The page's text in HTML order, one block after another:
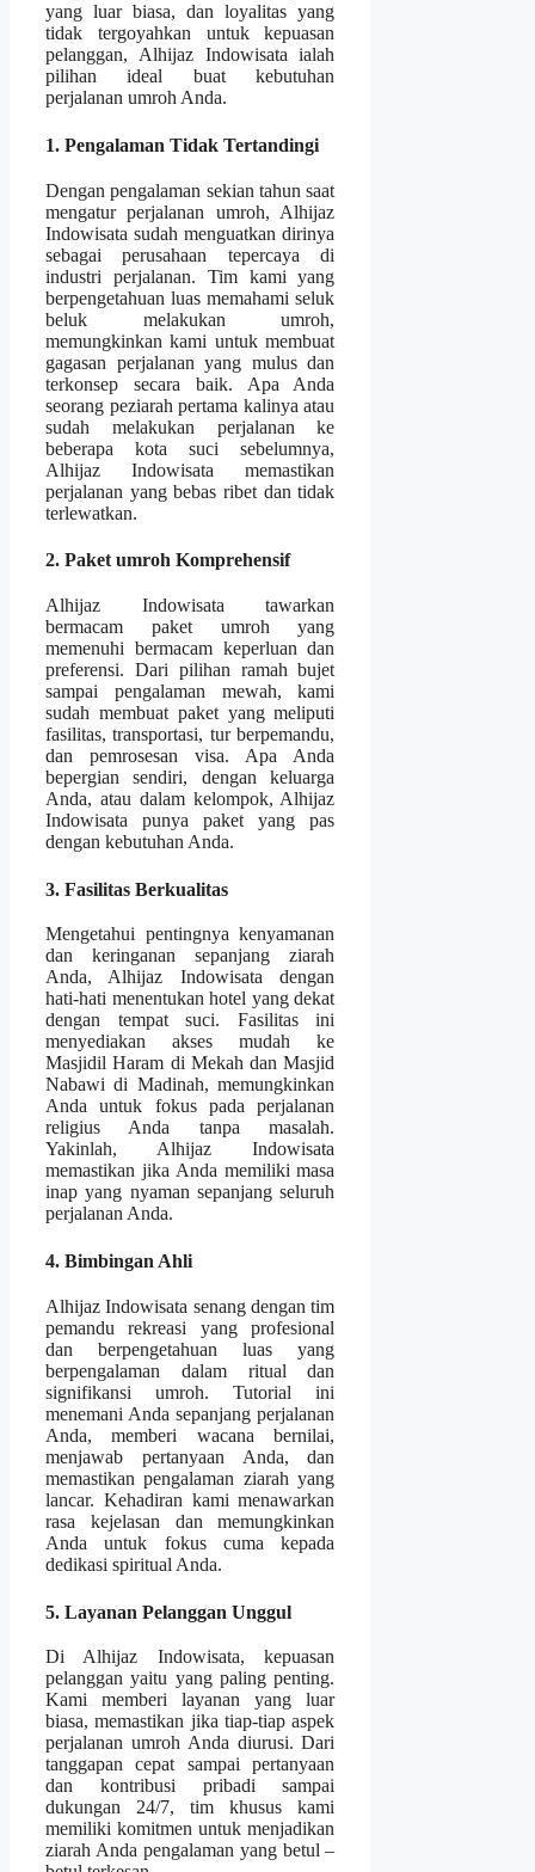
yang luar biasa, dan loyalitas yang
tidak tergoyahkan untuk kepuasan
pelanggan, Alhijaz Indowisata ialah
pilihan ideal buat kebutuhan
perjalanan umroh Anda.
1. Pengalaman Tidak Tertandingi
Dengan pengalaman sekian tahun saat
mengatur perjalanan umroh, Alhijaz
Indowisata sudah menguatkan dirinya
sebagai perusahaan tepercaya di
industri perjalanan. Tim kami yang
berpengetahuan luas memahami seluk
beluk melakukan umroh,
memungkinkan kami untuk membuat
gagasan perjalanan yang mulus dan
terkonsep secara baik. Apa Anda
seorang peziarah pertama kalinya atau
sudah melakukan perjalanan ke
beberapa kota suci sebelumnya,
Alhijaz Indowisata memastikan
perjalanan yang bebas ribet dan tidak
terlewatkan.
2. Paket umroh Komprehensif
Alhijaz Indowisata tawarkan
bermacam paket umroh yang
memenuhi bermacam keperluan dan
preferensi. Dari pilihan ramah bujet
sampai pengalaman mewah, kami
sudah membuat paket yang meliputi
fasilitas, transportasi, tur berpemandu,
dan pemrosesan visa. Apa Anda
bepergian sendiri, dengan keluarga
Anda, atau dalam kelompok, Alhijaz
Indowisata punya paket yang pas
dengan kebutuhan Anda.
3. Fasilitas Berkualitas
Mengetahui pentingnya kenyamanan
dan keringanan sepanjang ziarah
Anda, Alhijaz Indowisata dengan
hati-hati menentukan hotel yang dekat
dengan tempat suci. Fasilitas ini
menyediakan akses mudah ke
Masjidil Haram di Mekah dan Masjid
Nabawi di Madinah, memungkinkan
Anda untuk fokus pada perjalanan
religius Anda tanpa masalah.
Yakinlah, Alhijaz Indowisata
memastikan jika Anda memiliki masa
inap yang nyaman sepanjang seluruh
perjalanan Anda.
4. Bimbingan Ahli
Alhijaz Indowisata senang dengan tim
pemandu rekreasi yang profesional
dan berpengetahuan luas yang
berpengalaman dalam ritual dan
signifikansi umroh. Tutorial ini
menemani Anda sepanjang perjalanan
Anda, memberi wacana bernilai,
menjawab pertanyaan Anda, dan
memastikan pengalaman ziarah yang
lancar. Kehadiran kami menawarkan
rasa kejelasan dan memungkinkan
Anda untuk fokus cuma kepada
dedikasi spiritual Anda.
5. Layanan Pelanggan Unggul
Di Alhijaz Indowisata, kepuasan
pelanggan yaitu yang paling penting.
Kami memberi layanan yang luar
biasa, memastikan jika tiap-tiap aspek
perjalanan umroh Anda diurusi. Dari
tanggapan cepat sampai pertanyaan
dan kontribusi pribadi sampai
dukungan 24/7, tim khusus kami
memiliki komitmen untuk menjadikan
ziarah Anda pengalaman yang betul –